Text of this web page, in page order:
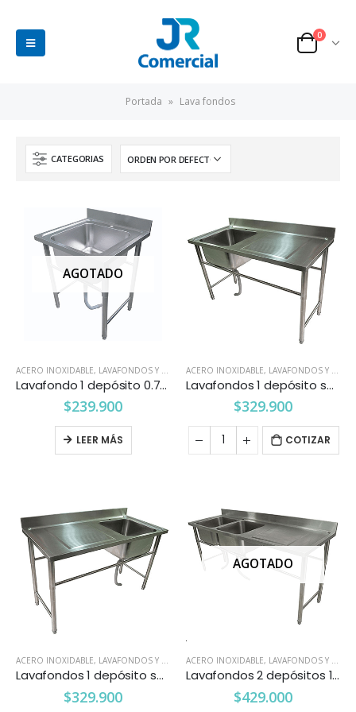
0
Portada » Lava fondos
CATEGORIAS
AGOTADO
ACERO INOXIDABLE, LAVAFONDOS Y LAVAMANOS
Lavafondo 1 depósito 0.7 x 0.60 mts.
$239.900
LEER MÁS
ACERO INOXIDABLE, LAVAFONDOS Y LAVAMANOS
Lavafondos 1 depósito secador derecho 1.4×0.66 mts. Maigas
$329.900
COTIZAR
ACERO INOXIDABLE, LAVAFONDOS Y LAVAMANOS
Lavafondos 1 depósito secador izquierdo 1.4×0.66 mts. Maigas
$329.900
AGOTADO
ACERO INOXIDABLE, LAVAFONDOS Y LAVAMANOS
Lavafondos 2 depósitos 1 secador derecho 2.0 X 0.66 mts.
$429.000